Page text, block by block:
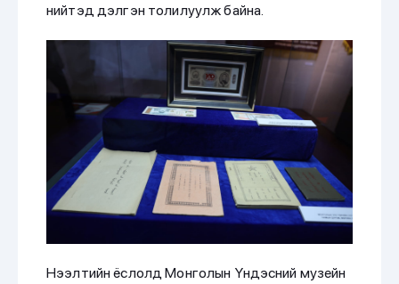
нийтэд дэлгэн толилуулж байна.
Нээлтийн ёслолд Монголын Үндэсний музейн